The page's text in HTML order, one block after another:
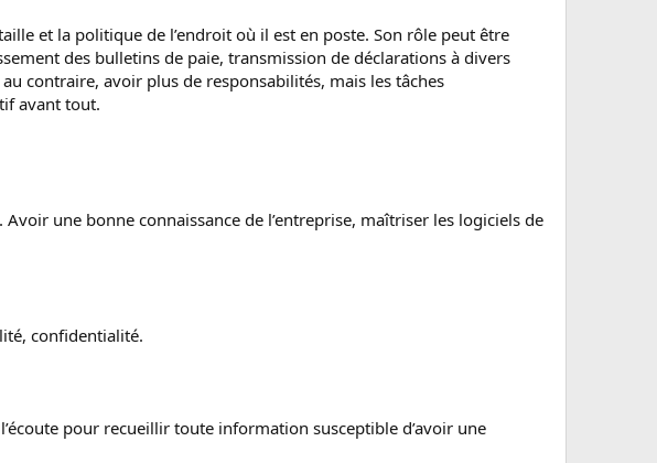
et la politique de l’endroit où il est en poste. Son rôle peut être
des bulletins de paie, transmission de déclarations à divers
contraire, avoir plus de responsabilités, mais les tâches
avant tout.
une bonne connaissance de l’entreprise, maîtriser les logiciels de
confidentialité.
pour recueillir toute information susceptible d’avoir une